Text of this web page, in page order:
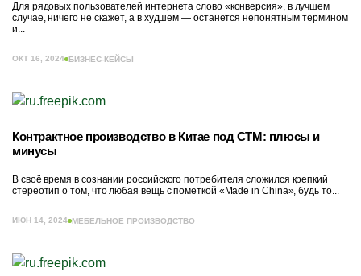
Для рядовых пользователей интернета слово «конверсия», в лучшем
случае, ничего не скажет, а в худшем — останется непонятным термином
и...
ОКТ 16, 2024 БИЗНЕС-КЕЙСЫ
Контрактное производство в Китае под СТМ: плюсы и
минусы
В своё время в сознании российского потребителя сложился крепкий
стереотип о том, что любая вещь с пометкой «Made in China», будь то...
ИЮН 14, 2024 МЕБЕЛЬНОЕ ПРОИЗВОДСТВО